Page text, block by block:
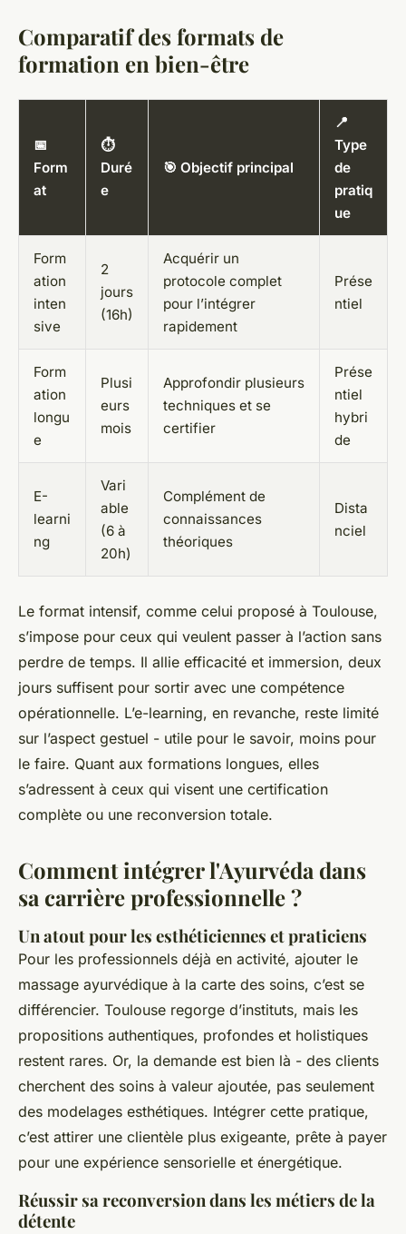
Comparatif des formats de
formation en bien-être
📅
Form
at
⏱️
Duré
e
🎯 Objectif principal
📍
Type
de
pratiq
ue
Form
ation
inten
sive
2
jours
(16h)
Acquérir un
protocole complet
pour l’intégrer
rapidement
Prése
ntiel
Form
ation
longu
e
Plusi
eurs
mois
Approfondir plusieurs
techniques et se
certifier
Prése
ntiel
hybri
de
E-
learni
ng
Vari
able
(6 à
20h)
Complément de
connaissances
théoriques
Dista
nciel
Le format intensif, comme celui proposé à Toulouse,
s’impose pour ceux qui veulent passer à l’action sans
perdre de temps. Il allie efficacité et immersion, deux
jours suffisent pour sortir avec une compétence
opérationnelle. L’e-learning, en revanche, reste limité
sur l’aspect gestuel - utile pour le savoir, moins pour
le faire. Quant aux formations longues, elles
s’adressent à ceux qui visent une certification
complète ou une reconversion totale.
Comment intégrer l'Ayurvéda dans
sa carrière professionnelle ?
Un atout pour les esthéticiennes et praticiens
Pour les professionnels déjà en activité, ajouter le
massage ayurvédique à la carte des soins, c’est se
différencier. Toulouse regorge d’instituts, mais les
propositions authentiques, profondes et holistiques
restent rares. Or, la demande est bien là - des clients
cherchent des soins à valeur ajoutée, pas seulement
des modelages esthétiques. Intégrer cette pratique,
c’est attirer une clientèle plus exigeante, prête à payer
pour une expérience sensorielle et énergétique.
Réussir sa reconversion dans les métiers de la
détente